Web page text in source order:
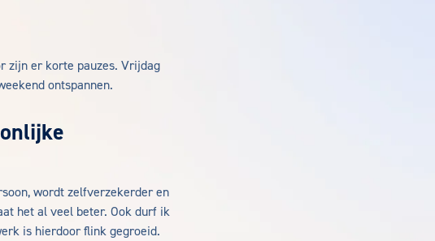
zijn er korte pauzes. Vrijdag
ontspannen.
wordt zelfverzekerder en
het al veel beter. Ook durf ik
is hierdoor flink gegroeid.